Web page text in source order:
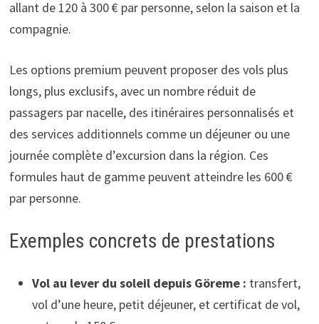
allant de 120 à 300 € par personne, selon la saison et la
compagnie.
Les options premium peuvent proposer des vols plus
longs, plus exclusifs, avec un nombre réduit de
passagers par nacelle, des itinéraires personnalisés et
des services additionnels comme un déjeuner ou une
journée complète d’excursion dans la région. Ces
formules haut de gamme peuvent atteindre les 600 €
par personne.
Exemples concrets de prestations
Vol au lever du soleil depuis Göreme : transfert,
vol d’une heure, petit déjeuner, et certificat de vol,